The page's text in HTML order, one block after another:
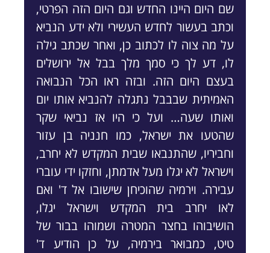
שם היום היינו החדש וגם היום הזה הפרטי,
וכתב בעשור לחדש העשירי ולא ידע הנביא
על מה צוה לו לכתוב כן, ואחר שכתב גילה
לו, דע לך כי סמך מלך בבל אל ירושלים
בעצם היום הזה. ובזה ראו הכל הנבואה
האמיתית שבבבל נתגלה להנביא אותו יום
ואותו שעה… ועל כי היו אז נביאי שקר
שהטעו את ישראל, כמו חנניה בן עזור
וחביריו, שהתנבאו שבית המקדש לא יחרב,
וישראל לא יגלו מעל אדמתן, וחזקו ידי עוברי
עבירה. וירמיה שהוכיחן שישובו אל ד' ואם
לאו יחרב בית המקדש וישראל יגלו,
הושיבוהו בחצר המטרה ושמוהו בבור של
טיט, כמבואר בירמיה, על כן הודיע ד'